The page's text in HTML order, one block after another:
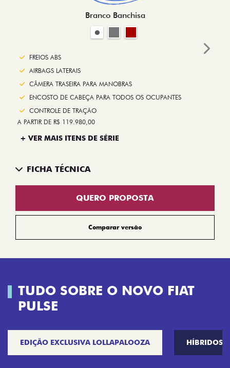
Branco Banchisa
FREIOS ABS
AIRBAGS LATERAIS
CÂMERA TRASEIRA PARA MANOBRAS
ENCOSTO DE CABEÇA PARA TODOS OS OCUPANTES
CONTROLE DE TRAÇÃO
A PARTIR DE R$ 119.980,00
+ VER MAIS ITENS DE SÉRIE
FICHA TÉCNICA
QUERO PROPOSTA
Comparar versão
Next
TUDO SOBRE O NOVO FIAT
PULSE
EDIÇÃO EXCLUSIVA LOLLAPALOOZA HÍBRIDOS